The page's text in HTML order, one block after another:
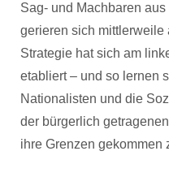
Sag- und Machbaren
gerieren sich mittlerweile
Strategie hat sich am
etabliert – und so lernen
Nationalisten und die
der bürgerlich
ihre Grenzen gekommen